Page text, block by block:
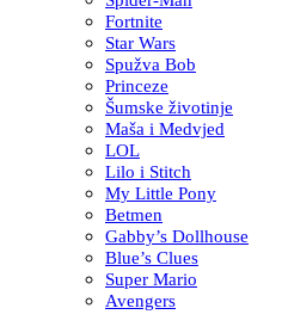
Fortnite
Star Wars
Spužva Bob
Princeze
Šumske životinje
Maša i Medvjed
LOL
Lilo i Stitch
My Little Pony
Betmen
Gabby’s Dollhouse
Blue’s Clues
Super Mario
Avengers